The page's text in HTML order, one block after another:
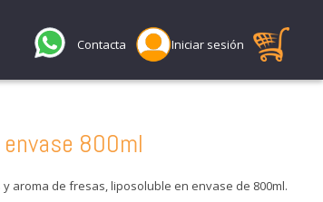
Contacta Iniciar sesión
envase 800ml
aroma de fresas, liposoluble en envase de 800ml.